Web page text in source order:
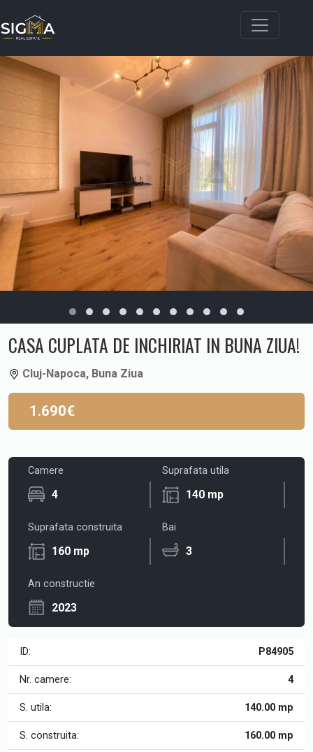
CASA CUPLATA DE INCHIRIAT IN BUNA ZIUA!
Cluj-Napoca, Buna Ziua
1.690€
Camere
4
Suprafata utila
140 mp
Suprafata construita
160 mp
Bai
3
An constructie
2023
ID: P84905
Nr. camere: 4
S. utila: 140.00 mp
S. construita: 160.00 mp